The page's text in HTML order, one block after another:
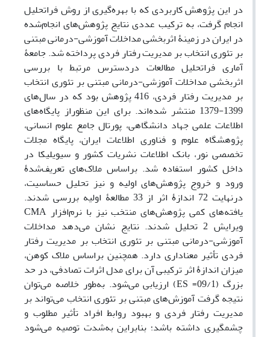
در این پژوهش کاربردی که با بهره‌گیری از روش فراتحلیل
انجام ‌گرفت، به ترکیب عددی نتایج پژوهش‌های انجام‌شده
در ایران در زمینۀ اثربخشی مداخلات آموزشی-درمانی مبتنی
بر تئوری انتخاب بر مدیریت رفتار فردی پرداخته شد. جامعۀ
آماری فراتحلیل مطالعات دردسترس مرتبط با بررسی
اثربخشی مداخلات آموزشی-درمانی مبتنی بر تئوری انتخاب
بر مدیریت رفتار فردی، 416 پژوهش بود که در سال‌های
1399-1379 منتشر شده‌اند. برای این منظوراز پایگاه‌های
اطلاعات علمی جهاد دانشگاهی، پورتال جامع علوم انسانی،
پژوهشگاه علوم و فناوری اطلاعات ایران، پایگاه مجلات
تخصصی نور، بانک اطلاعات نشریات کشور و سیویلیکا در
داخل کشور استفاده شد. براساس ملاک‌های تعریف‌شدۀ
ورود و خروج پژوهش‌های اولیه و نیز تحلیل حساسیت،
درنهایت 72 اندازۀ اثر از 33 مطالعۀ اولیه بررسی شدند.
یافته‌های کمی پژوهش‌های منتخب نیز با نرم‌افزار CMA
ویرایش 2 تحلیل شدند. نتایج نشان می‌دهد مداخلات
آموزشی-درمانی مبتنی بر تئوری انتخاب بر مدیریت رفتار
فردی تأثیر معنا‌داری دارد. همچنین براساس ملاک کوهن،
میزان اندازۀ اثر ترکیبی آن برای مدل اثرات تصادفی، در حد
بزرگ (09/1= ES) ارزیابی می‌شود. به‌طور خلاصه می‌توان
نتیجه گرفت آموزش‌های مبتنی بر تئوری انتخاب می‌تواند بر
مدیریت رفتار فردی و بهبود روابط افراد تأثیر مطلوب و
چشمگیری داشته باشد؛ بنابراین به‌شدت توصیه می‌شود